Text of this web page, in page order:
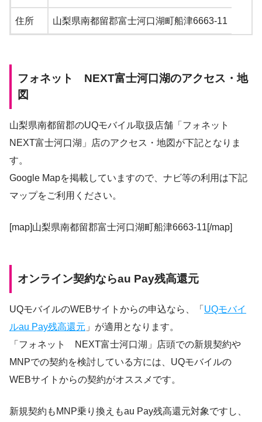
住所 山梨県南都留郡富士河口湖町船津6663-11
フォネット NEXT富士河口湖のアクセス・地
図
山梨県南都留郡のUQモバイル取扱店舗「フォネット
NEXT富士河口湖」店のアクセス・地図が下記となりま
す。
Google Mapを掲載していますので、ナビ等の利用は下記
マップをご利用ください。
[map]山梨県南都留郡富士河口湖町船津6663-11[/map]
オンライン契約ならau Pay残高還元
UQモバイルのWEBサイトからの申込なら、「 UQモバイ
ルau Pay残高還元 」が適用となります。
「フォネット NEXT富士河口湖」店頭での新規契約や
MNPでの契約を検討している方には、UQモバイルの
WEBサイトからの契約がオススメです。
新規契約もMNP乗り換えもau Pay残高還元対象ですし、